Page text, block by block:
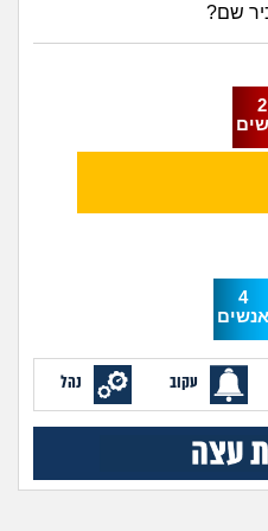
מה שעובר עליי
גאווה
שם?
2
4
אנשים
עקוב נהל